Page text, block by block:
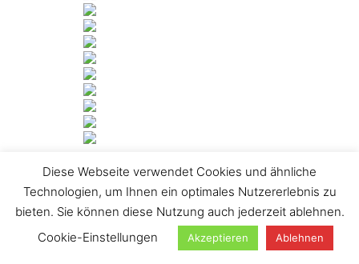
[ZEIGE DIASHOW]
1 2 … 25 ►
Suchen
Diese Webseite verwendet Cookies und ähnliche
Technologien, um Ihnen ein optimales Nutzererlebnis zu
bieten. Sie können diese Nutzung auch jederzeit ablehnen.
Cookie-Einstellungen
Akzeptieren Ablehnen